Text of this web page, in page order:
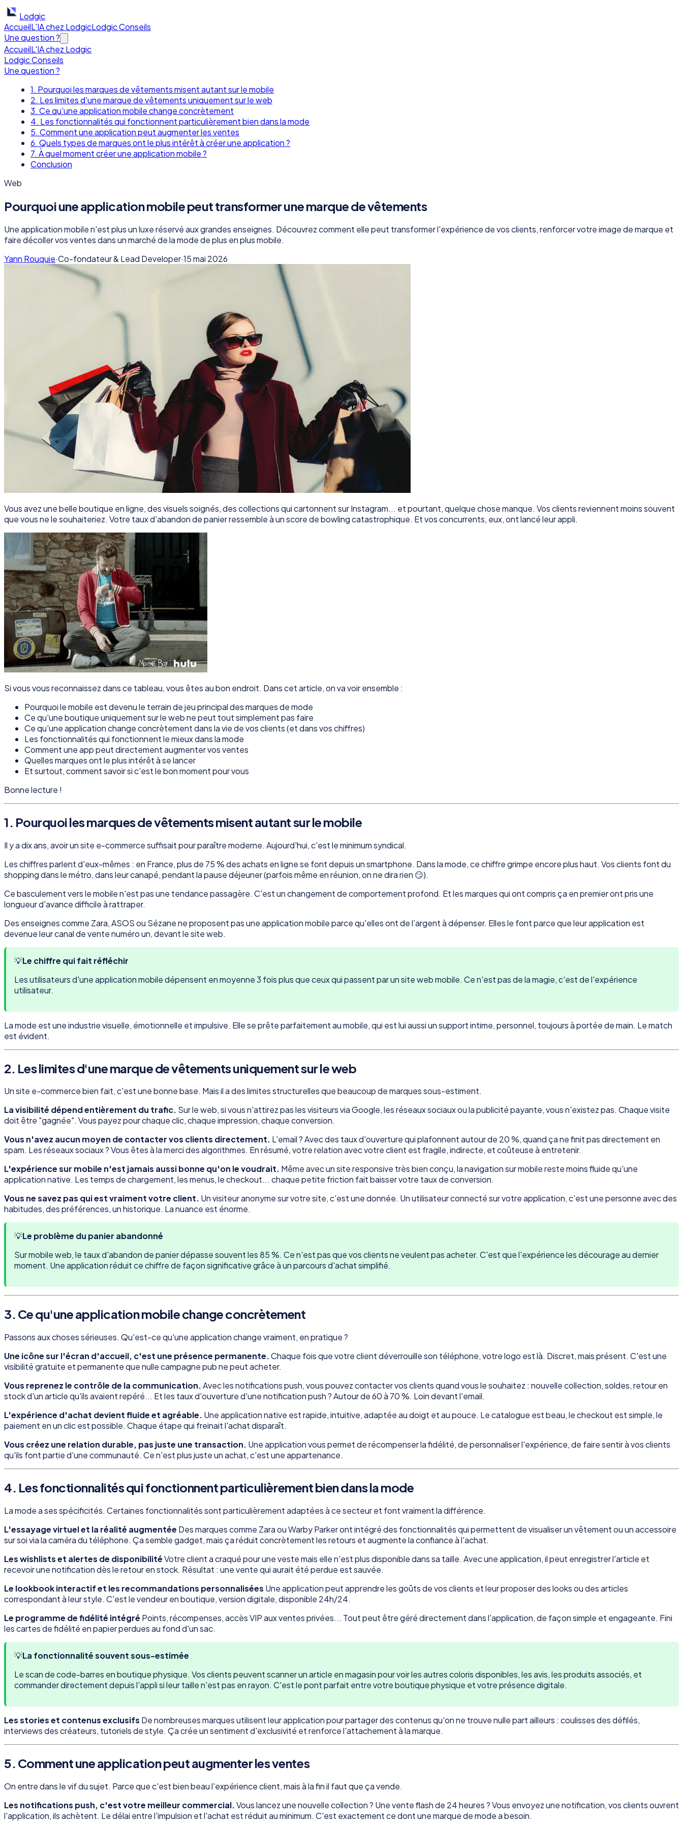
Lodgic
AccueilL'IA chez LodgicLodgic Conseils
Une question ?
AccueilL'IA chez Lodgic
Lodgic Conseils
Une question ?
1. Pourquoi les marques de vêtements misent autant sur le mobile
2. Les limites d'une marque de vêtements uniquement sur le web
3. Ce qu'une application mobile change concrètement
4. Les fonctionnalités qui fonctionnent particulièrement bien dans la mode
5. Comment une application peut augmenter les ventes
6. Quels types de marques ont le plus intérêt à créer une application ?
7. À quel moment créer une application mobile ?
Conclusion
Web
Pourquoi une application mobile peut transformer une marque de vêtements
Une application mobile n'est plus un luxe réservé aux grandes enseignes. Découvrez comment elle peut transformer l'expérience de vos clients, renforcer votre image de marque et
faire décoller vos ventes dans un marché de la mode de plus en plus mobile.
Yann Rouquie·Co-fondateur & Lead Developer·15 mai 2026
Vous avez une belle boutique en ligne, des visuels soignés, des collections qui cartonnent sur Instagram... et pourtant, quelque chose manque. Vos clients reviennent moins souvent
que vous ne le souhaiteriez. Votre taux d'abandon de panier ressemble à un score de bowling catastrophique. Et vos concurrents, eux, ont lancé leur appli.
Si vous vous reconnaissez dans ce tableau, vous êtes au bon endroit. Dans cet article, on va voir ensemble :
Pourquoi le mobile est devenu le terrain de jeu principal des marques de mode
Ce qu'une boutique uniquement sur le web ne peut tout simplement pas faire
Ce qu'une application change concrètement dans la vie de vos clients (et dans vos chiffres)
Les fonctionnalités qui fonctionnent le mieux dans la mode
Comment une app peut directement augmenter vos ventes
Quelles marques ont le plus intérêt à se lancer
Et surtout, comment savoir si c'est le bon moment pour vous
Bonne lecture !
1. Pourquoi les marques de vêtements misent autant sur le mobile
Il y a dix ans, avoir un site e-commerce suffisait pour paraître moderne. Aujourd'hui, c'est le minimum syndical.
Les chiffres parlent d'eux-mêmes : en France, plus de 75 % des achats en ligne se font depuis un smartphone. Dans la mode, ce chiffre grimpe encore plus haut. Vos clients font du
shopping dans le métro, dans leur canapé, pendant la pause déjeuner (parfois même en réunion, on ne dira rien 😏).
Ce basculement vers le mobile n'est pas une tendance passagère. C'est un changement de comportement profond. Et les marques qui ont compris ça en premier ont pris une
longueur d'avance difficile à rattraper.
Des enseignes comme Zara, ASOS ou Sézane ne proposent pas une application mobile parce qu'elles ont de l'argent à dépenser. Elles le font parce que leur application est
devenue leur canal de vente numéro un, devant le site web.
💡Le chiffre qui fait réfléchir
Les utilisateurs d'une application mobile dépensent en moyenne 3 fois plus que ceux qui passent par un site web mobile. Ce n'est pas de la magie, c'est de l'expérience
utilisateur.
La mode est une industrie visuelle, émotionnelle et impulsive. Elle se prête parfaitement au mobile, qui est lui aussi un support intime, personnel, toujours à portée de main. Le match
est évident.
2. Les limites d'une marque de vêtements uniquement sur le web
Un site e-commerce bien fait, c'est une bonne base. Mais il a des limites structurelles que beaucoup de marques sous-estiment.
La visibilité dépend entièrement du trafic. Sur le web, si vous n'attirez pas les visiteurs via Google, les réseaux sociaux ou la publicité payante, vous n'existez pas. Chaque visite
doit être "gagnée". Vous payez pour chaque clic, chaque impression, chaque conversion.
Vous n'avez aucun moyen de contacter vos clients directement. L'email ? Avec des taux d'ouverture qui plafonnent autour de 20 %, quand ça ne finit pas directement en
spam. Les réseaux sociaux ? Vous êtes à la merci des algorithmes. En résumé, votre relation avec votre client est fragile, indirecte, et coûteuse à entretenir.
L'expérience sur mobile n'est jamais aussi bonne qu'on le voudrait. Même avec un site responsive très bien conçu, la navigation sur mobile reste moins fluide qu'une
application native. Les temps de chargement, les menus, le checkout... chaque petite friction fait baisser votre taux de conversion.
Vous ne savez pas qui est vraiment votre client. Un visiteur anonyme sur votre site, c'est une donnée. Un utilisateur connecté sur votre application, c'est une personne avec des
habitudes, des préférences, un historique. La nuance est énorme.
💡Le problème du panier abandonné
Sur mobile web, le taux d'abandon de panier dépasse souvent les 85 %. Ce n'est pas que vos clients ne veulent pas acheter. C'est que l'expérience les décourage au dernier
moment. Une application réduit ce chiffre de façon significative grâce à un parcours d'achat simplifié.
3. Ce qu'une application mobile change concrètement
Passons aux choses sérieuses. Qu'est-ce qu'une application change vraiment, en pratique ?
Une icône sur l'écran d'accueil, c'est une présence permanente.Chaque fois que votre client déverrouille son téléphone, votre logo est là. Discret, mais présent. C'est une
visibilité gratuite et permanente que nulle campagne pub ne peut acheter.
Vous reprenez le contrôle de la communication.Avec les notifications push, vous pouvez contacter vos clients quand vous le souhaitez : nouvelle collection, soldes, retour en
stock d'un article qu'ils avaient repéré... Et les taux d'ouverture d'une notification push ? Autour de 60 à 70 %. Loin devant l'email.
L'expérience d'achat devient fluide et agréable. Une application native est rapide, intuitive, adaptée au doigt et au pouce. Le catalogue est beau, le checkout est simple, le
paiement en un clic est possible. Chaque étape qui freinait l'achat disparaît.
Vous créez une relation durable, pas juste une transaction. Une application vous permet de récompenser la fidélité, de personnaliser l'expérience, de faire sentir à vos clients
qu'ils font partie d'une communauté. Ce n'est plus juste un achat, c'est une appartenance.
4. Les fonctionnalités qui fonctionnent particulièrement bien dans la mode
La mode a ses spécificités. Certaines fonctionnalités sont particulièrement adaptées à ce secteur et font vraiment la différence.
L'essayage virtuel et la réalité augmentée Des marques comme Zara ou Warby Parker ont intégré des fonctionnalités qui permettent de visualiser un vêtement ou un accessoire
sur soi via la caméra du téléphone. Ça semble gadget, mais ça réduit concrètement les retours et augmente la confiance à l'achat.
Les wishlists et alertes de disponibilitéVotre client a craqué pour une veste mais elle n'est plus disponible dans sa taille. Avec une application, il peut enregistrer l'article et
recevoir une notification dès le retour en stock. Résultat : une vente qui aurait été perdue est sauvée.
Le lookbook interactif et les recommandations personnalisées Une application peut apprendre les goûts de vos clients et leur proposer des looks ou des articles
correspondant à leur style. C'est le vendeur en boutique, version digitale, disponible 24h/24.
Le programme de fidélité intégré Points, récompenses, accès VIP aux ventes privées... Tout peut être géré directement dans l'application, de façon simple et engageante. Fini
les cartes de fidélité en papier perdues au fond d'un sac.
💡La fonctionnalité souvent sous-estimée
Le scan de code-barres en boutique physique. Vos clients peuvent scanner un article en magasin pour voir les autres coloris disponibles, les avis, les produits associés, et
commander directement depuis l'appli si leur taille n'est pas en rayon. C'est le pont parfait entre votre boutique physique et votre présence digitale.
Les stories et contenus exclusifs De nombreuses marques utilisent leur application pour partager des contenus qu'on ne trouve nulle part ailleurs : coulisses des défilés,
interviews des créateurs, tutoriels de style. Ça crée un sentiment d'exclusivité et renforce l'attachement à la marque.
5. Comment une application peut augmenter les ventes
On entre dans le vif du sujet. Parce que c'est bien beau l'expérience client, mais à la fin il faut que ça vende.
Les notifications push, c'est votre meilleur commercial.Vous lancez une nouvelle collection ? Une vente flash de 24 heures ? Vous envoyez une notification, vos clients ouvrent
l'application, ils achètent. Le délai entre l'impulsion et l'achat est réduit au minimum. C'est exactement ce dont une marque de mode a besoin.